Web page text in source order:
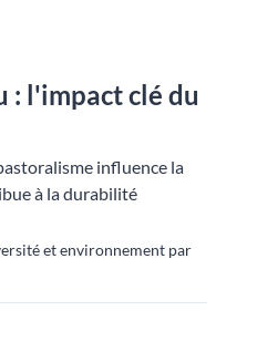
: l'impact clé du
influence la
à la durabilité
et environnement par